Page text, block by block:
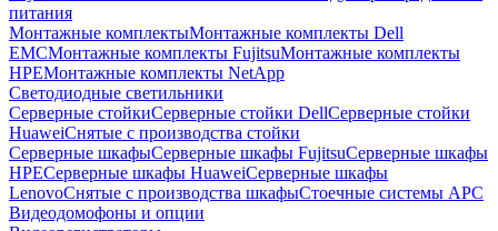
питания
Монтажные комплектыМонтажные комплекты Dell
EMCМонтажные комплекты FujitsuМонтажные комплекты
HPEМонтажные комплекты NetApp
Светодиодные светильники
Серверные стойкиСерверные стойки DellСерверные стойки
HuaweiСнятые с производства стойки
Серверные шкафыСерверные шкафы FujitsuСерверные шкафы
HPEСерверные шкафы HuaweiСерверные шкафы
LenovoСнятые с производства шкафыСтоечные системы APC
Видеодомофоны и опции